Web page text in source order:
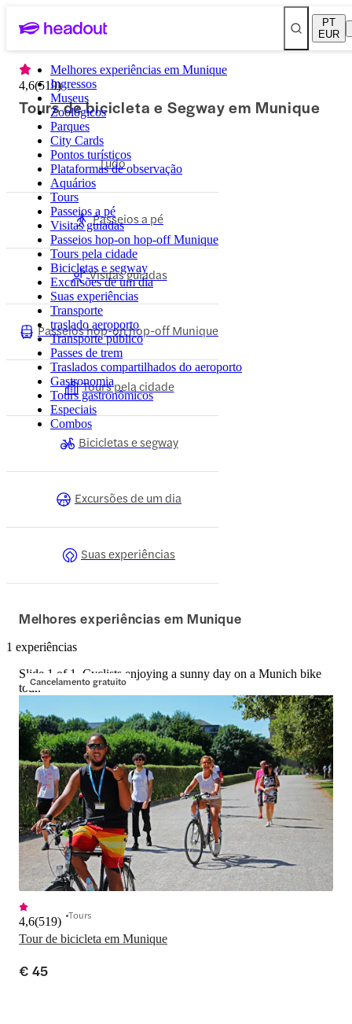
PT
EUR
Melhores experiências em Munique
Ingressos
Museus
Zoológicos
Parques
City Cards
Pontos turísticos
Plataformas de observação
Aquários
Tours
Passeios a pé
Visitas guiadas
Passeios hop-on hop-off Munique
Tours pela cidade
Bicicletas e segway
Excursões de um dia
Suas experiências
Transporte
traslado aeroporto
Transporte público
Passes de trem
Traslados compartilhados do aeroporto
Gastronomia
Tours gastronômicos
Especiais
Combos
4,6(519)
Tours de bicicleta e Segway em Munique
Tudo
Passeios a pé
Visitas guiadas
Passeios hop-on hop-off Munique
Tours pela cidade
Bicicletas e segway
Excursões de um dia
Suas experiências
Melhores experiências em Munique
1 experiências
Cancelamento gratuito
Slide 1 of 1, Cyclists enjoying a sunny day on a Munich bike
tour.
Tour de bicicleta em Munique
4,6(519) Tours
€ 45